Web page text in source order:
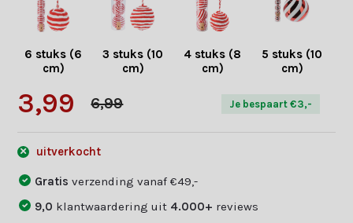
6 stuks (6
cm)
3 stuks (10
cm)
4 stuks (8
cm)
5 stuks (10
cm)
3,99 6,99 Je bespaart €3,-
uitverkocht
Gratisverzending vanaf €49,-
9,0 klantwaardering uit 4.000+ reviews